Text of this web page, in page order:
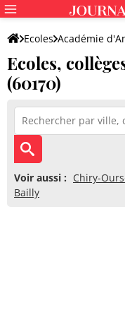
Ecoles Académie
Ecoles,
(60170)
Voir aussi : Chiry-
Bailly